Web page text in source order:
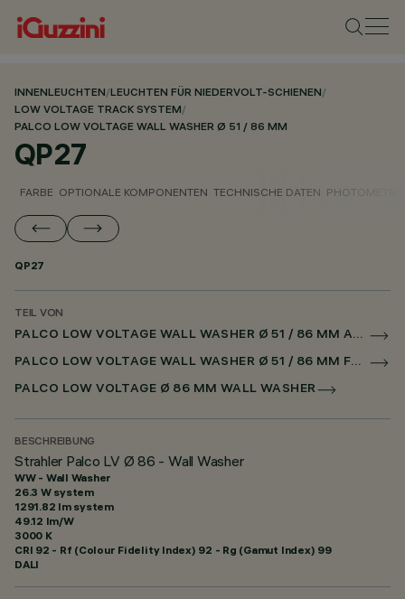
INNENLEUCHTEN/LEUCHTEN FÜR NIEDERVOLT-SCHIENEN/
LOW VOLTAGE TRACK SYSTEM/
PALCO LOW VOLTAGE WALL WASHER Ø 51 / 86 MM
QP27
FARBE OPTIONALE KOMPONENTEN TECHNISCHE DATEN
QP27
TEIL VON
PALCO LOW VOLTAGE WALL WASHER Ø 51 / 86 MM AUF NIEDERSPANNUNGSSCHIENE DALI POWERLINE
PALCO LOW VOLTAGE WALL WASHER Ø 51 / 86 MM FÜR SUPERRAIL DALI POWERLINE
PALCO LOW VOLTAGE Ø 86 MM WALL WASHER
BESCHREIBUNG
Strahler Palco LV Ø 86 - Wall Washer
WW - Wall Washer
26.3 W system
1291.82 lm system
49.12 lm/W
3000 K
CRI 92 - Rf (Colour Fidelity Index) 92 - Rg (Gamut Index) 99
DALI